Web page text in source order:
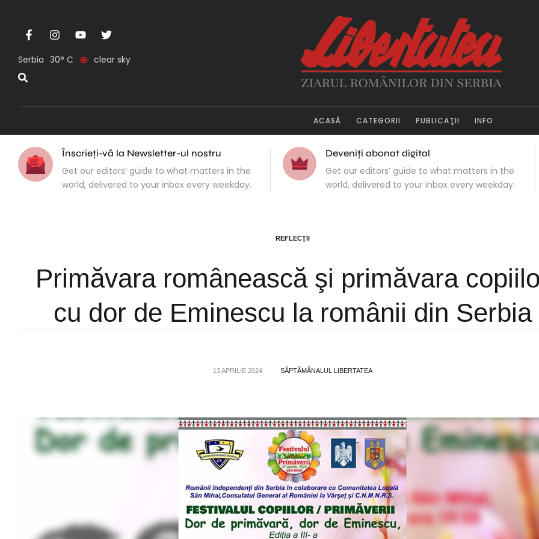
Serbia 30 clear sky
ACASĂ CATEGORII PUBLICAŢII INFO
Înscrieți-vă la Newsletter-ul nostru
Get our editors’ guide to what matters in the
world, delivered to your inbox every weekday.
Deveniți abonat digital
Get our editors’ guide to what matters in the
world, delivered to your inbox every weekday.
REFLECŢII
Primăvara românească şi primăvara
cu dor de Eminescu la românii din Serbia
13 APRILIE 2024 SĂPTĂMÂNALUL LIBERTATEA